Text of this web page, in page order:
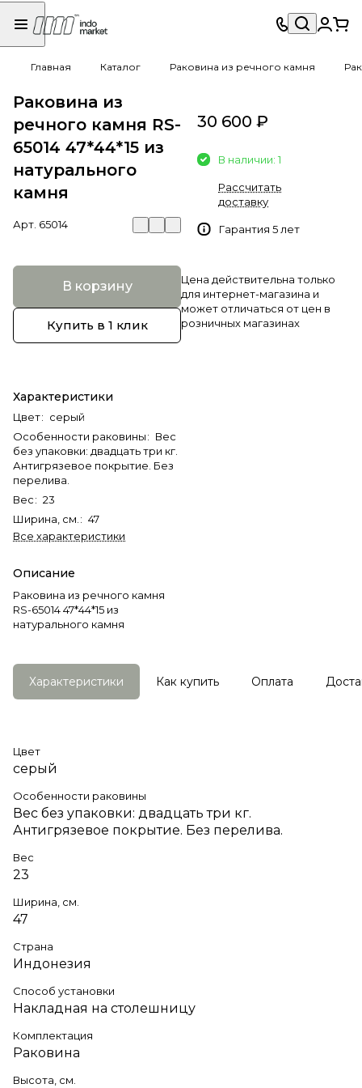
Главная Каталог Раковина из речного камня
Раковина из
речного камня RS-
65014 47*44*15 из
натурального
камня
Арт. 65014
В корзину
Купить в 1 клик
Характеристики
Цвет: серый
Особенности раковины: Вес
без упаковки: двадцать три кг.
Антигрязевое покрытие. Без
перелива.
Вес: 23
Ширина, см. : 47
Все характеристики
Описание
Раковина из речного камня
RS-65014 47*44*15 из
натурального камня
30 600 ₽
В наличии: 1
Рассчитать
доставку
Гарантия 5 лет
Цена действительна только
для интернет-магазина и
может отличаться от цен в
розничных магазинах
Характеристики Как купить Оплата
Цвет
серый
Особенности раковины
Вес без упаковки: двадцать три кг.
Антигрязевое покрытие. Без перелива.
Вес
23
Ширина, см.
47
Страна
Индонезия
Способ установки
Накладная на столешницу
Комплектация
Раковина
Высота, см.